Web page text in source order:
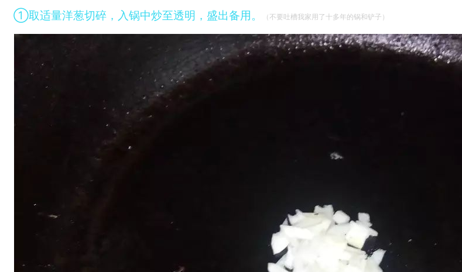
①取适量洋葱切碎，入锅中炒至透明，盛出备用。 （不要吐槽我家用了十多年的锅和铲子）